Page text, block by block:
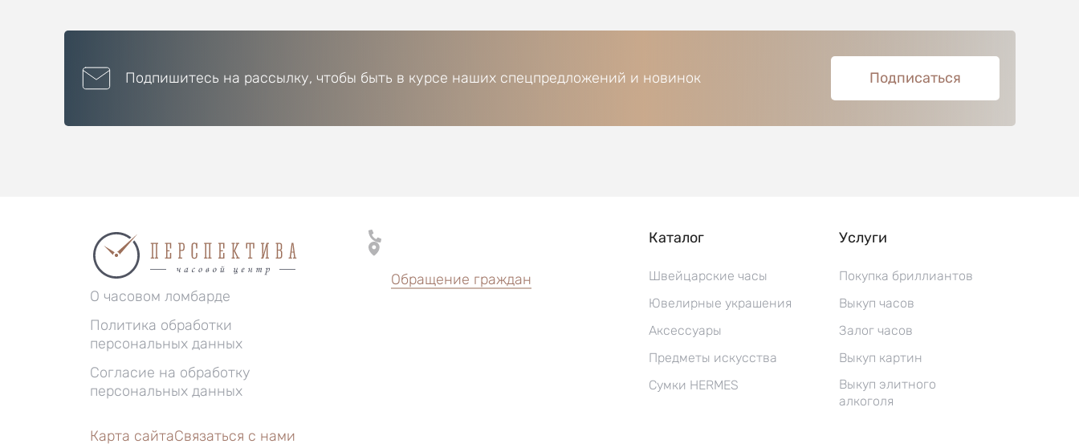
Подпишитесь на рассылку, чтобы быть в курсе наших спецпредложений и новинок Подписаться
О часовом ломбарде
Политика обработки
персональных данных
Согласие на обработку
персональных данных
Обращение граждан
Каталог
Швейцарские часы
Ювелирные украшения
Аксессуары
Предметы искусства
Сумки HERMES
Услуги
Покупка бриллиантов
Выкуп часов
Залог часов
Выкуп картин
Выкуп элитного
алкоголя
Карта сайтаСвязаться с нами